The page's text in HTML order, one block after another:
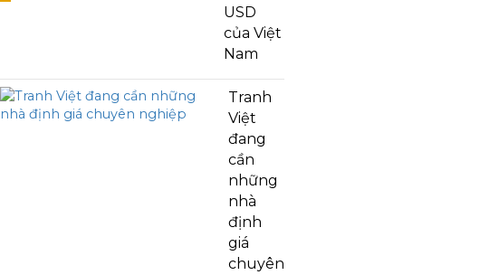
USD
của Việt
Nam
Tranh
Việt
đang
cần
những
nhà
định
giá
chuyên